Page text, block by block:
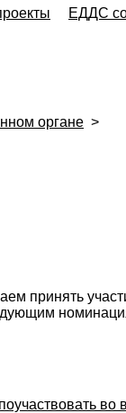
ЕДДС
органе >
принять
во